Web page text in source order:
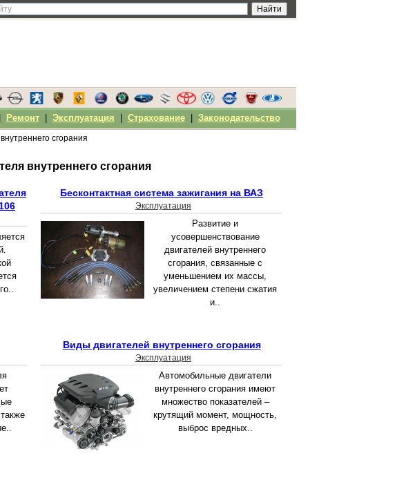
сгорания
внутреннего сгорания
Бесконтактная система зажигания на ВАЗ
Эксплуатация
Развитие и
усовершенствование
двигателей внутреннего
сгорания, связанные с
уменьшением их массы,
увеличением степени сжатия
и..
Виды двигателей внутреннего сгорания
Эксплуатация
Автомобильные двигатели
внутреннего сгорания имеют
множество показателей –
крутящий момент, мощность,
выброс вредных..
Ремонт| Эксплуатация Страхование| Законодательство